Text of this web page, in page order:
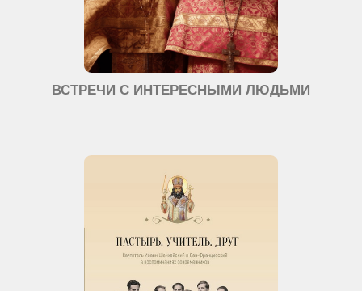
ВСТРЕЧИ С ИНТЕРЕСНЫМИ ЛЮДЬМИ